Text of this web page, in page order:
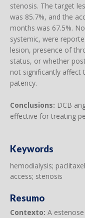
stenosis. The target
was 85.7%, and the
months was 67.5%.
systemic, were
lesion, presence of
status, or whether
not significantly affect
patency.
Conclusions: DCB
effective for treating
Keywords
hemodialysis;
access; stenosis
Resumo
Contexto: A